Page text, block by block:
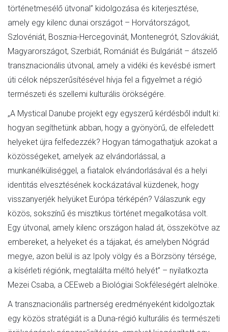
történetmesélő útvonal” kidolgozása és kiterjesztése,
amely egy kilenc dunai országot – Horvátországot,
Szlovéniát, Bosznia-Hercegovinát, Montenegrót, Szlovákiát,
Magyarországot, Szerbiát, Romániát és Bulgáriát – átszelő
transznacionális útvonal, amely a vidéki és kevésbé ismert
úti célok népszerűsítésével hívja fel a figyelmet a régió
természeti és szellemi kulturális örökségére.
„A Mystical Danube projekt egy egyszerű kérdésből indult ki:
hogyan segíthetünk abban, hogy a gyönyörű, de elfeledett
helyeket újra felfedezzék? Hogyan támogathatjuk azokat a
közösségeket, amelyek az elvándorlással, a
munkanélküliséggel, a fiatalok elvándorlásával és a helyi
identitás elvesztésének kockázatával küzdenek, hogy
visszanyerjék helyüket Európa térképén? Válaszunk egy
közös, sokszínű és misztikus történet megalkotása volt.
Egy útvonal, amely kilenc országon halad át, összekötve az
embereket, a helyeket és a tájakat, és amelyben Nógrád
megye, azon belül is az Ipoly völgy és a Börzsöny térsége,
a kísérleti régiónk, megtalálta méltó helyét” – nyilatkozta
Mezei Csaba, a CEEweb a Biológiai Sokféleségért alelnöke.
A transznacionális partnerség eredményeként kidolgoztak
egy közös stratégiát is a Duna-régió kulturális és természeti